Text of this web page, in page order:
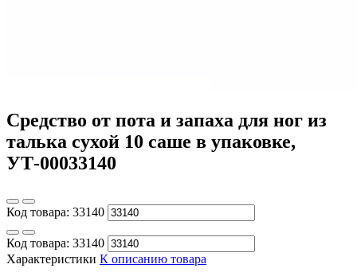
Cредство от пота и запаха для ног из
талька сухой 10 саше в упаковке,
УТ-00033140
Код товара: 33140
Код товара: 33140
Характеристики К описанию товара